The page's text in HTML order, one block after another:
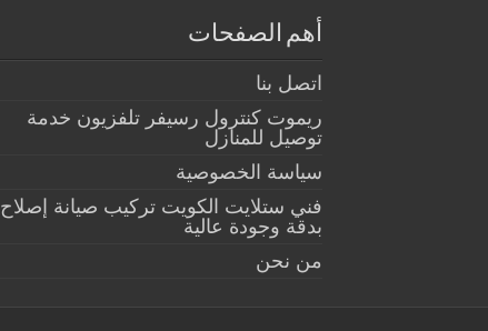
أهم الصفحات
اتصل بنا
ريموت كنترول رسيفر تلفزيون خدمة
توصيل للمنازل
سياسة الخصوصية
فني ستلايت الكويت تركيب صيانة إصلاح
بدقة وجودة عالية
من نحن